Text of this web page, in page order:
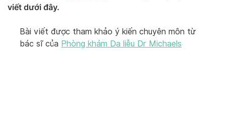
viết dưới đây.
Bài viết được tham khảo ý kiến chuyên môn từ
bác sĩ của Phòng khám Da liễu Dr Michaels